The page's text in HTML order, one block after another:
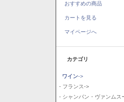
おすすめの商品
カートを見る
マイページへ
カテゴリ
ワイン->
- フランス->
- シャンパン・ヴァンムス